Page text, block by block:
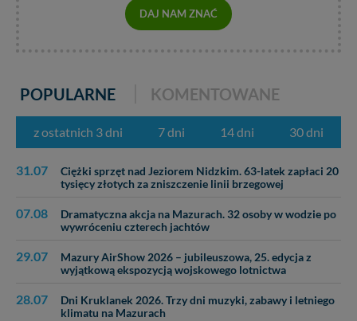
DAJ NAM ZNAĆ
POPULARNE KOMENTOWANE
z ostatnich 3 dni 7 dni 14 dni 30 dni
31.07
Ciężki sprzęt nad Jeziorem Nidzkim. 63-latek zapłaci 20
tysięcy złotych za zniszczenie linii brzegowej
07.08
Dramatyczna akcja na Mazurach. 32 osoby w wodzie po
wywróceniu czterech jachtów
29.07
Mazury AirShow 2026 – jubileuszowa, 25. edycja z
wyjątkową ekspozycją wojskowego lotnictwa
28.07
Dni Kruklanek 2026. Trzy dni muzyki, zabawy i letniego
klimatu na Mazurach
Administratorem Twoich danych jest: Agencja
Reklamowa Kreacja Monika Borkowska, z siedzibą ul.
W każdej chwili możesz: zażądać dostępu do swoich
zawsze jest możliwe techniczne zrealizowanie Twoich
cookies. Twoja przeglądarka umożliwia Ci skasowanie
tych plików - w pewnych przypadkach nie możemy tego
Dziękujemy, i życzmy miłego odkrywania Mazur na